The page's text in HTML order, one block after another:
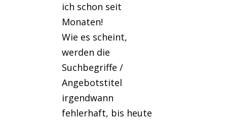
ich schon seit
Monaten!
Wie es scheint,
werden die
Suchbegriffe /
Angebotstitel
irgendwann
fehlerhaft, bis heute